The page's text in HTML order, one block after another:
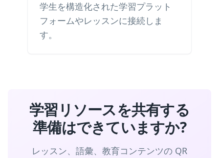
学生を構造化された学習プラット
フォームやレッスンに接続しま
す。
学習リソースを共有する
準備はできていますか?
レッスン、語彙、教育コンテンツの QR